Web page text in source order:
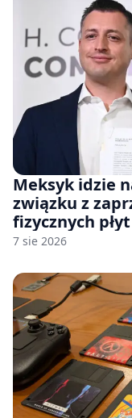
Meksyk idzie
związku z
fizycznych
7 sie 2026